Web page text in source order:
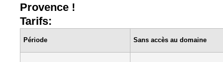
Provence !
Tarifs:
Période Sans accès au domaine